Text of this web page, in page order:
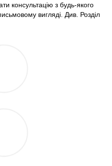
консультацію з будь-якого
вигляді. Див. Розділ